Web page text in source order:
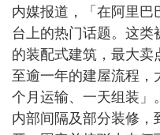
内媒报道，「在阿里
台上的热门话题。这类
的装配式建筑，最大
至逾一年的建屋流程，
个月运输、一天组装」
内部间隔及部分装修，